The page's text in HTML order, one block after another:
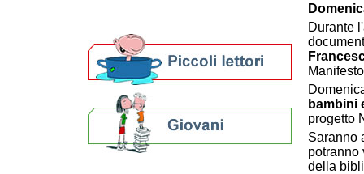
Durante
bambini
progetto
Saranno
potranno
della